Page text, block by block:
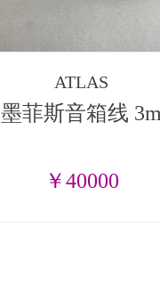
ATLAS
墨菲斯音箱线
￥40000